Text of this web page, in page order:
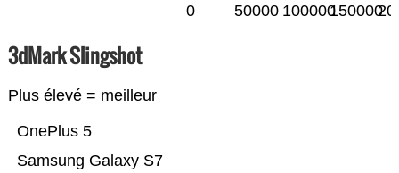
0 50000 100000150000
3dMark Slingshot
Plus élevé = meilleur
Samsung Galaxy S7
OnePlus 5